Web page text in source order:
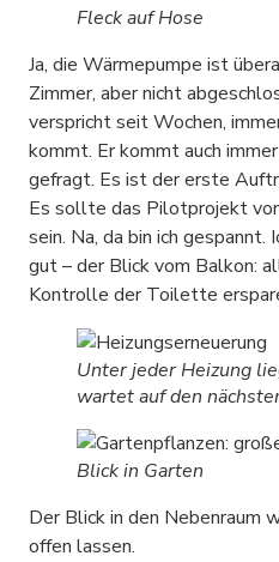
Fleck auf Hose
Ja, die Wärmepumpe ist
Zimmer, aber nicht
verspricht seit Wochen,
kommt. Er kommt auch
gefragt. Es ist der erste
Es sollte das Pilotprojekt
sein. Na, da bin ich
gut – der Blick vom Balkon:
Kontrolle der Toilette
Unter jeder Heizung
wartet auf den
Blick in Garten
Der Blick in den Nebenraum
offen lassen.